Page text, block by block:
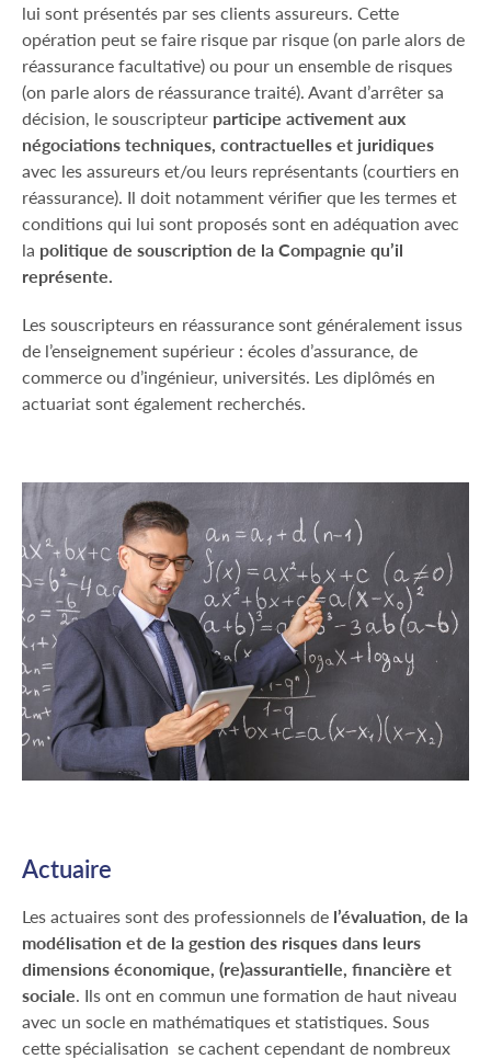
lui sont présentés par ses clients assureurs. Cette
opération peut se faire risque par risque (on parle alors de
réassurance facultative) ou pour un ensemble de risques
(on parle alors de réassurance traité). Avant d’arrêter sa
décision, le souscripteur participe activement aux
négociations techniques, contractuelles et juridiques
avec les assureurs et/ou leurs représentants (courtiers en
réassurance). Il doit notamment vérifier que les termes et
conditions qui lui sont proposés sont en adéquation avec
la politique de souscription de la Compagnie qu’il
représente.
Les souscripteurs en réassurance sont généralement issus
de l’enseignement supérieur : écoles d’assurance, de
commerce ou d’ingénieur, universités. Les diplômés en
actuariat sont également recherchés.
Actuaire
Les actuaires sont des professionnels de l’évaluation, de la
modélisation et de la gestion des risques dans leurs
dimensions économique, (re)assurantielle, financière et
sociale . Ils ont en commun une formation de haut niveau
avec un socle en mathématiques et statistiques. Sous
cette spécialisation se cachent cependant de nombreux